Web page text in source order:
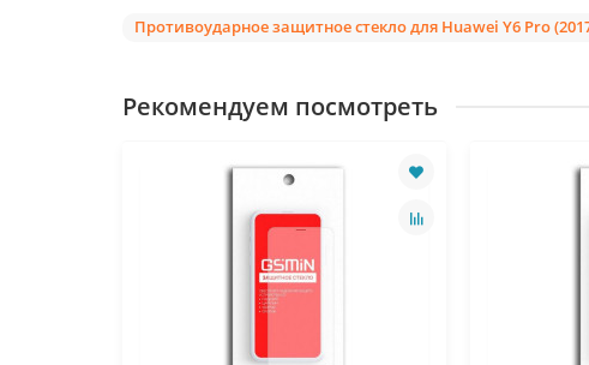
Противоударное защитное стекло для Huawei Y6 Pro
Рекомендуем посмотреть